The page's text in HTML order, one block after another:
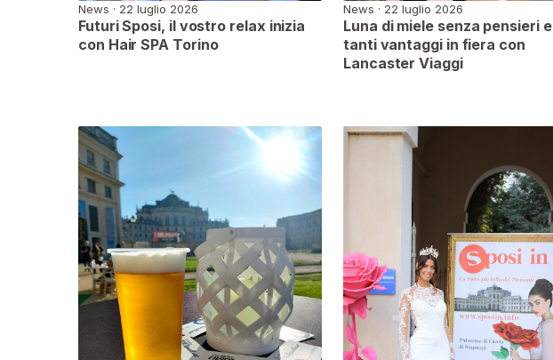
News · 22 luglio 2026
Futuri Sposi, il vostro relax inizia
con Hair SPA Torino
News · 22 luglio 2026
Luna di miele senza pensieri e
tanti vantaggi in fiera con
Lancaster Viaggi